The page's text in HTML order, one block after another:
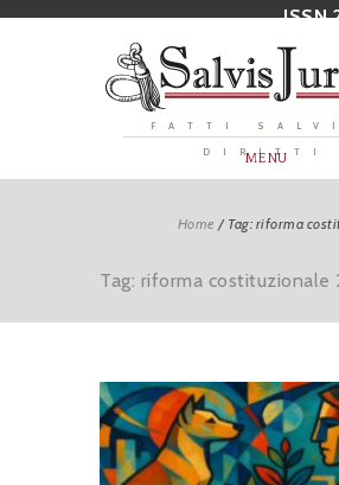
ISSN
FATTI
DIRITTI
MENU
Home / Tag: riforma
Tag: riforma costituzionale